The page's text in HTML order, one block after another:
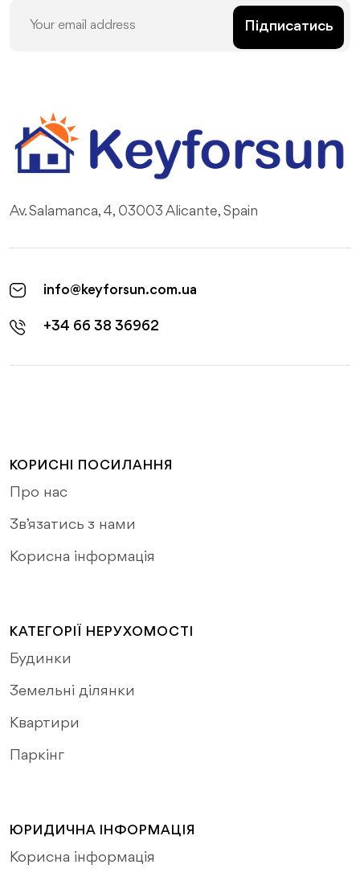
Підписатись
Av. Salamanca, 4, 03003 Alicante, Spain
info@keyforsun.com.ua
+34 66 38 36962
КОРИСНІ ПОСИЛАННЯ
Про нас
Зв’язатись з нами
Корисна інформація
КАТЕГОРІЇ НЕРУХОМОСТІ
Будинки
Земельні ділянки
Квартири
Паркінг
ЮРИДИЧНА ІНФОРМАЦІЯ
Корисна інформація